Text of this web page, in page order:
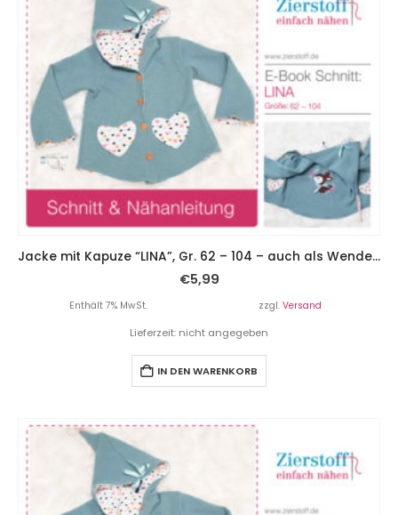
Jacke mit Kapuze “LINA”, Gr. 62 – 104 – auch als Wendejacke!! 2 Schnitte inklusive
€5,99
Enthält 7% MwSt. zzgl. Versand
Lieferzeit: nicht angegeben
IN DEN WARENKORB